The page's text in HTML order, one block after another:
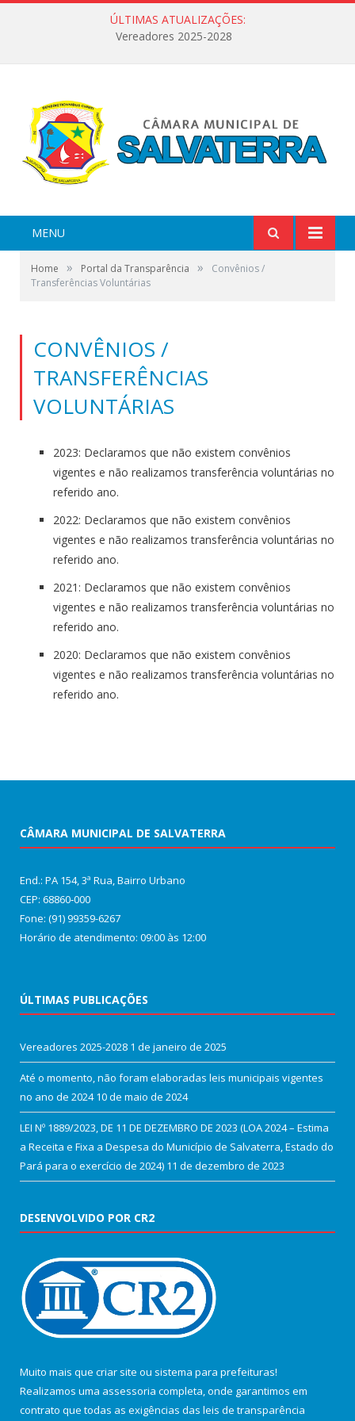
ÚLTIMAS ATUALIZAÇÕES:
Vereadores 2025-2028
MENU
Home » Portal da Transparência »
Convênios /
Transferências Voluntárias
CONVÊNIOS /
TRANSFERÊNCIAS
VOLUNTÁRIAS
2023: Declaramos que não existem convênios
vigentes e não realizamos transferência voluntárias no
referido ano.
2022: Declaramos que não existem convênios
vigentes e não realizamos transferência voluntárias no
referido ano.
2021: Declaramos que não existem convênios
vigentes e não realizamos transferência voluntárias no
referido ano.
2020: Declaramos que não existem convênios
vigentes e não realizamos transferência voluntárias no
referido ano.
CÂMARA MUNICIPAL DE SALVATERRA
End.: PA 154, 3ª Rua, Bairro Urbano
CEP: 68860‑000
Fone: (91) 99359-6267
Horário de atendimento: 09:00 às 12:00
ÚLTIMAS PUBLICAÇÕES
Vereadores 2025-2028 1 de janeiro de 2025
Até o momento, não foram elaboradas leis municipais vigentes
no ano de 2024 10 de maio de 2024
LEI Nº 1889/2023, DE 11 DE DEZEMBRO DE 2023 (LOA 2024 – Estima
a Receita e Fixa a Despesa do Município de Salvaterra, Estado do
Pará para o exercício de 2024) 11 de dezembro de 2023
DESENVOLVIDO POR CR2
Muito mais que criar site ou sistema para prefeituras!
Realizamos uma assessoria completa, onde garantimos em
contrato que todas as exigências das leis de transparência